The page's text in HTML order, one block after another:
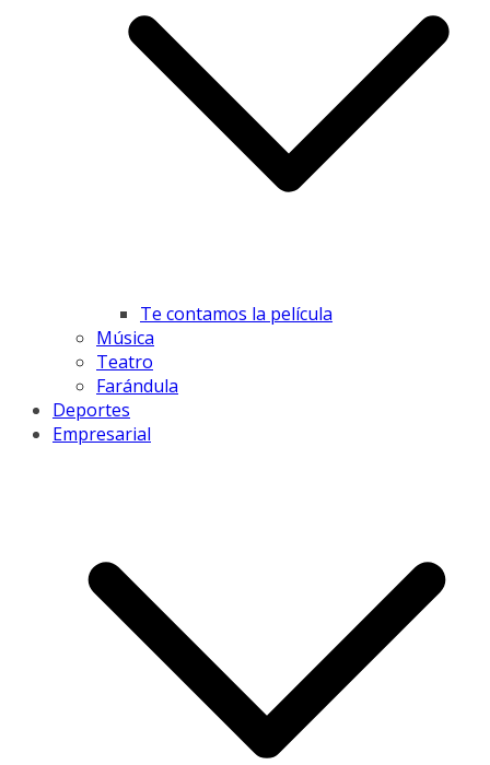
Te contamos la película
Música
Teatro
Farándula
Deportes
Empresarial